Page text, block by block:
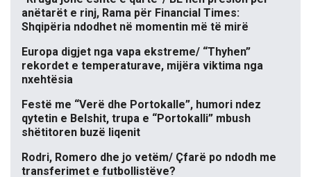
anëtarët e rinj, Rama për Financial Times:
Shqipëria ndodhet në momentin më të mirë
Europa digjet nga vapa ekstreme/ “Thyhen”
rekordet e temperaturave, mijëra viktima nga
nxehtësia
Festë me “Verë dhe Portokalle”, humori ndez
qytetin e Belshit, trupa e “Portokalli” mbush
shëtitoren buzë liqenit
Rodri, Romero dhe jo vetëm/ Çfarë po ndodh me
transferimet e futbollistëve?